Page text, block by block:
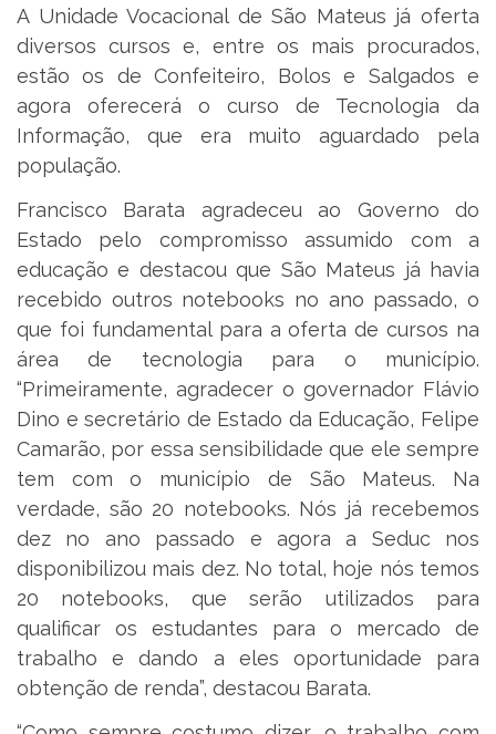
A Unidade Vocacional de São Mateus já oferta
diversos cursos e, entre os mais procurados,
estão os de Confeiteiro, Bolos e Salgados e
agora oferecerá o curso de Tecnologia da
Informação, que era muito aguardado pela
população.
Francisco Barata agradeceu ao Governo do
Estado pelo compromisso assumido com a
educação e destacou que São Mateus já havia
recebido outros notebooks no ano passado, o
que foi fundamental para a oferta de cursos na
área de tecnologia para o município.
“Primeiramente, agradecer o governador Flávio
Dino e secretário de Estado da Educação, Felipe
Camarão, por essa sensibilidade que ele sempre
tem com o município de São Mateus. Na
verdade, são 20 notebooks. Nós já recebemos
dez no ano passado e agora a Seduc nos
disponibilizou mais dez. No total, hoje nós temos
20 notebooks, que serão utilizados para
qualificar os estudantes para o mercado de
trabalho e dando a eles oportunidade para
obtenção de renda”, destacou Barata.